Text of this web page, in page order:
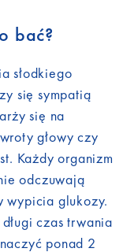
bać?
słodkiego
się sympatią
się na
głowy czy
Każdy organizm
odczuwają
wypicia glukozy.
czas trwania
ponad 2